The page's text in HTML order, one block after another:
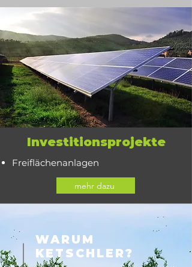
Investitionsprojekte
Freiflächenanlagen
mehr dazu
WARUM
KETSCHLER?